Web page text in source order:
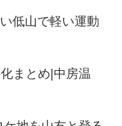
低山で軽い運動
まとめ|中房温